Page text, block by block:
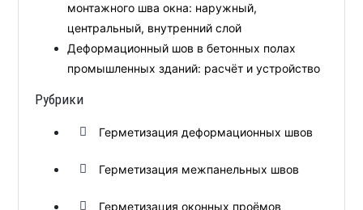
монтажного шва окна: наружный,
центральный, внутренний слой
Деформационный шов в бетонных полах
промышленных зданий: расчёт и устройство
Рубрики
Герметизация деформационных швов
Герметизация межпанельных швов
Герметизация оконных проёмов